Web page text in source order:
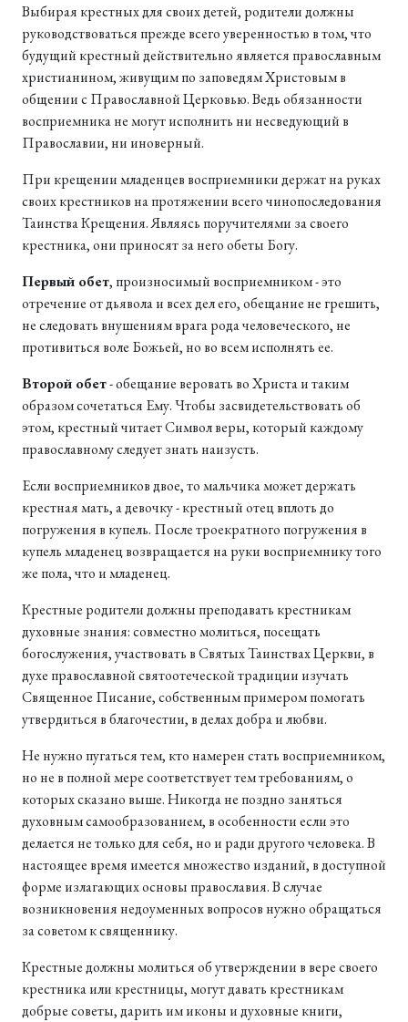
Выбирая крестных для своих детей, родители должны
руководствоваться прежде всего уверенностью в том, что
будущий крестный действительно является православным
христианином, живущим по заповедям Христовым в
общении с Православной Церковью. Ведь обязанности
восприемника не могут исполнить ни несведующий в
Православии, ни иноверный.
При крещении младенцев восприемники держат на руках
своих крестников на протяжении всего чинопоследования
Таинства Крещения. Являясь поручителями за своего
крестника, они приносят за него обеты Богу.
Первый обет, произносимый восприемником - это
отречение от дьявола и всех дел его, обещание не грешить,
не следовать внушениям врага рода человеческого, не
противиться воле Божьей, но во всем исполнять ее.
Второй обет- обещание веровать во Христа и таким
образом сочетаться Ему. Чтобы засвидетельствовать об
этом, крестный читает Символ веры, который каждому
православному следует знать наизусть.
Если восприемников двое, то мальчика может держать
крестная мать, а девочку - крестный отец вплоть до
погружения в купель. После троекратного погружения в
купель младенец возвращается на руки восприемнику того
же пола, что и младенец.
Крестные родители должны преподавать крестникам
духовные знания: совместно молиться, посещать
богослужения, участвовать в Святых Таинствах Церкви, в
духе православной святоотеческой традиции изучать
Священное Писание, собственным примером помогать
утвердиться в благочестии, в делах добра и любви.
Не нужно пугаться тем, кто намерен стать восприемником,
но не в полной мере соответствует тем требованиям, о
которых сказано выше. Никогда не поздно заняться
духовным самообразованием, в особенности если это
делается не только для себя, но и ради другого человека. В
настоящее время имеется множество изданий, в доступной
форме излагающих основы православия. В случае
возникновения недоуменных вопросов нужно обращаться
за советом к священнику.
Крестные должны молиться об утверждении в вере своего
крестника или крестницы, могут давать крестникам
добрые советы, дарить им иконы и духовные книги,